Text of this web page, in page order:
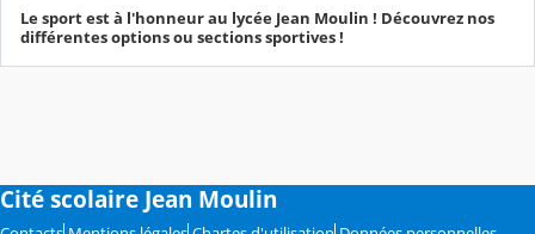
Le sport est à l'honneur au lycée Jean Moulin ! Découvrez nos
différentes options ou sections sportives !
Cité scolaire Jean Moulin